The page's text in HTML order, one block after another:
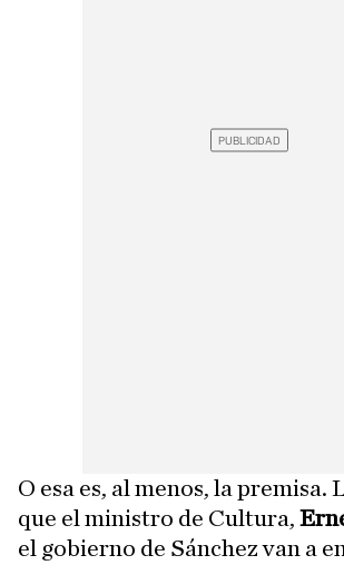
O esa es, al menos, la premisa.
que el ministro de Cultura,
el gobierno de Sánchez van a